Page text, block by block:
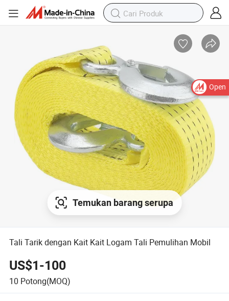
Open
Temukan barang serupa
Tali Tarik dengan Kait Kait Logam Tali Pemulihan Mobil
US$1-100
10 Potong(MOQ)